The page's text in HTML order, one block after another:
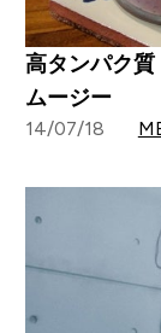
高タンパク
ムージー
14/07/18